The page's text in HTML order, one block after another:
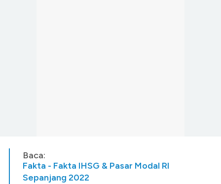
Baca:
Fakta - Fakta IHSG & Pasar Modal RI
Sepanjang 2022